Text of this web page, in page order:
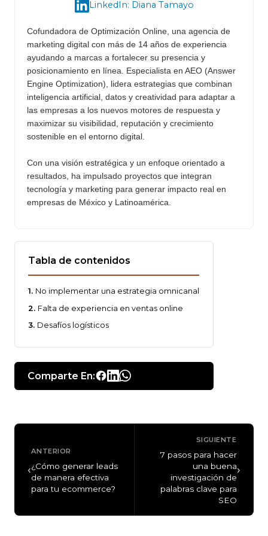
LinkedIn: Diana Tamayo
Cofundadora de Optimización Online, una agencia de
marketing digital con más de 14 años de experiencia
ayudando a marcas a fortalecer su presencia y
posicionamiento en línea. Especialista en AEO (Answer
Engine Optimization), lidera estrategias que combinan
inteligencia artificial, datos y creatividad para adaptar a
las empresas a los nuevos motores de respuesta y
maximizar su visibilidad, reputación y crecimiento
sostenible en el entorno digital.
Con una visión estratégica y un enfoque orientado a
resultados, ha impulsado proyectos que integran
tecnología y marketing para generar impacto real en
empresas de México y Latinoamérica.
Tabla de contenidos
No implementar una estrategia omnicanal
Falta de experiencia en ventas online
Desafíos logísticos
Comparte En:
‹
ANTERIOR
¿Cómo generar leads
de manera efectiva
para tu ecommerce?
SIGUIENTE
7 pasos para hacer
una buena
investigación de
palabras clave para
SEO
›